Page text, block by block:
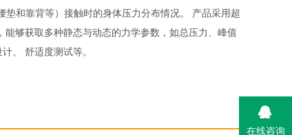
和靠背等）接触时的身体压力分布情况。 产品采用超
够获取多种静态与动态的力学参数，如总压力、峰值
、 舒适度测试等。
在线咨询